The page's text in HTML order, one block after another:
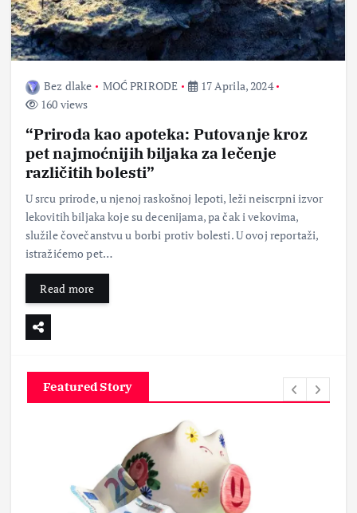
Bez dlake MOĆ PRIRODE
17 Aprila, 2024
160 views
“Priroda kao apoteka: Putovanje kroz
pet najmoćnijih biljaka za lečenje
različitih bolesti”
U srcu prirode, u njenoj raskošnoj lepoti, leži neiscrpni izvor
lekovitih biljaka koje su decenijama, pa čak i vekovima,
služile čovečanstvu u borbi protiv bolesti. U ovoj reportaži,
istražićemo pet…
Read more
Featured Story